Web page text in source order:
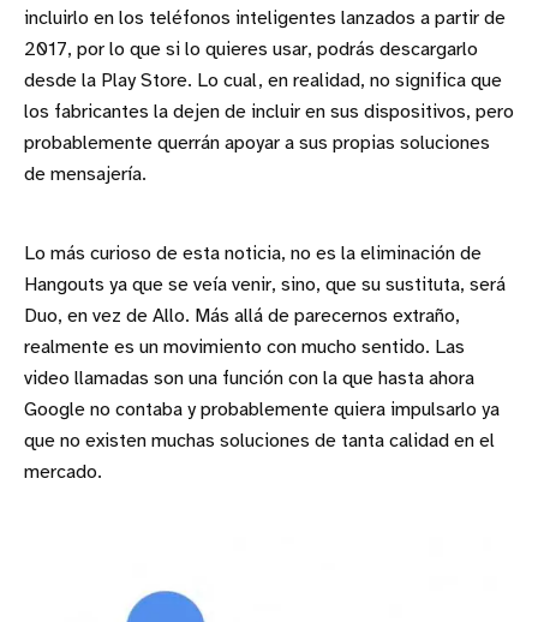
incluirlo en los teléfonos inteligentes lanzados a partir de
2017, por lo que si lo quieres usar, podrás descargarlo
desde la Play Store. Lo cual, en realidad, no significa que
los fabricantes la dejen de incluir en sus dispositivos, pero
probablemente querrán apoyar a sus propias soluciones
de mensajería.
Lo más curioso de esta noticia, no es la eliminación de
Hangouts ya que se veía venir, sino, que su sustituta, será
Duo, en vez de Allo. Más allá de parecernos extraño,
realmente es un movimiento con mucho sentido. Las
video llamadas son una función con la que hasta ahora
Google no contaba y probablemente quiera impulsarlo ya
que no existen muchas soluciones de tanta calidad en el
mercado.